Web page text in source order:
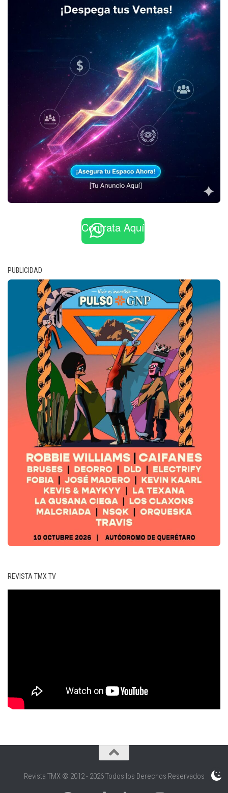
Contrata Aquí
PUBLICIDAD
REVISTA TMX TV
Revista TMX © 2012 - 2026 Todos los Derechos Reservados